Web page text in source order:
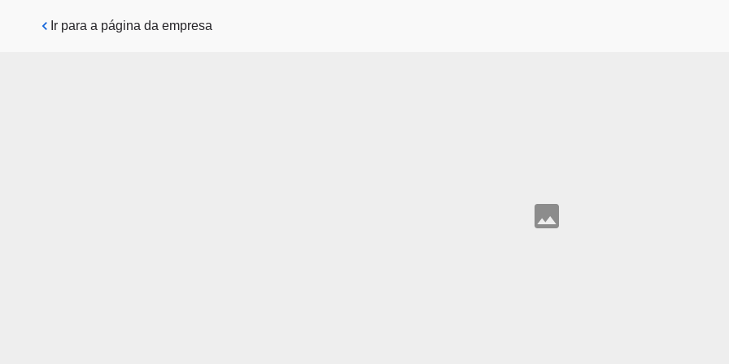
Pular para o conteúdo principal
Ir para a página da empresa